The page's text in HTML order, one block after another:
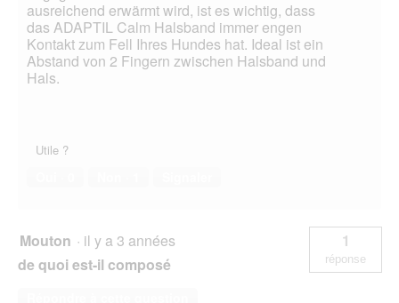
ausreichend erwärmt wird, ist es wichtig, dass
das ADAPTIL Calm Halsband immer engen
Kontakt zum Fell Ihres Hundes hat. Ideal ist ein
Abstand von 2 Fingern zwischen Halsband und
Hals.
Utile ?
Mouton · il y a 3 années
de quoi est-il composé
1
réponse